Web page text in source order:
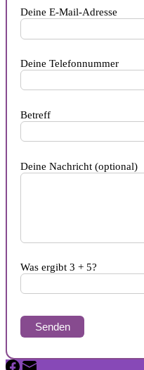
Deine E-Mail-Adresse
Deine Telefonnummer
Betreff
Deine Nachricht (optional)
Was ergibt 3 + 5?
lasse
dieses
leer.